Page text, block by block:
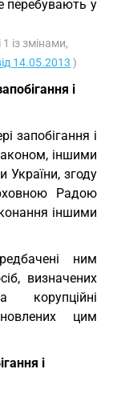
перебувають у
із змінами,
14.05.2013 )
і
запобігання і
іншими
України, згоду
Радою
іншими
ним
визначених
корупційні
цим
і